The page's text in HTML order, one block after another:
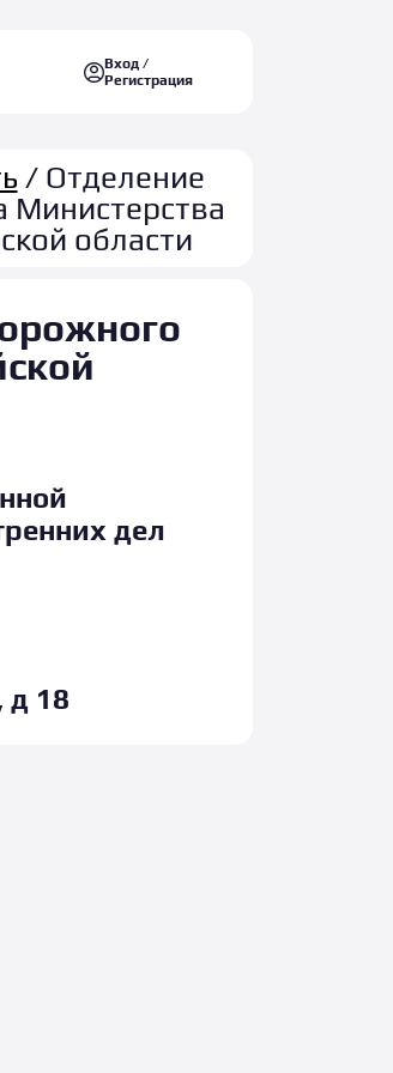
Вход /
Регистрация
/ Отделение
Министерства
области
дел
д 18